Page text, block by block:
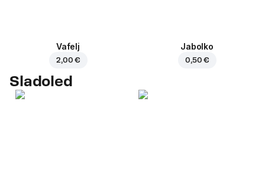
Vafelj
2,00 €
Jabolko
0,50 €
Sladoled